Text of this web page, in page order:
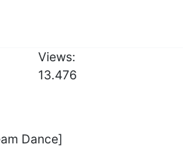
Views:
13.476
Dance]